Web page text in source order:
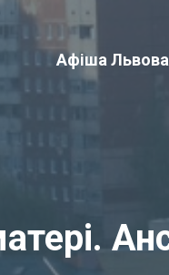
Афіша Львова